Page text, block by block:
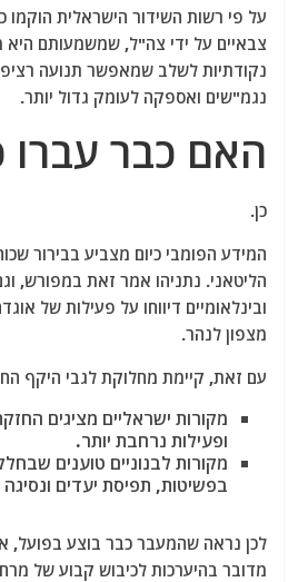
על פי רשות השידור הישראלית
צבאיים על ידי צה"ל, שמשמעותם
נקודתיות לשלב שמאפשר תנועה
נגמ"שים ואספקה לעומק גדול יותר.
האם כבר עברו
כן.
המידע הפומבי כיום מצביע בבירור
הליטאני. נתניהו אמר זאת במפורש,
מצפון לנהר.
עם זאת, קיימת מחלוקת לגבי היקף
מקורות ישראליים מציגים
ופעילות נרחבת יותר.
מקורות לבנוניים טוענים
בפשיטות, תפיסת יעדים
לכן נראה שהמעבר כבר בוצע בפועל,
מדובר בהיערכות לכיבוש קבוע של